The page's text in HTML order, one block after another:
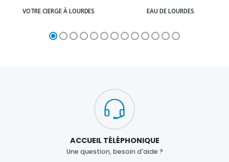
VOTRE CIERGE À LOURDES EAU DE LOURDES
ACCUEIL TÉLÉPHONIQUE
Une question, besoin d'aide ?